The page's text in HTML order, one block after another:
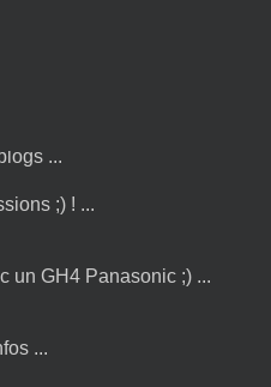
;) ! ...
un GH4 Panasonic ;) ...
...